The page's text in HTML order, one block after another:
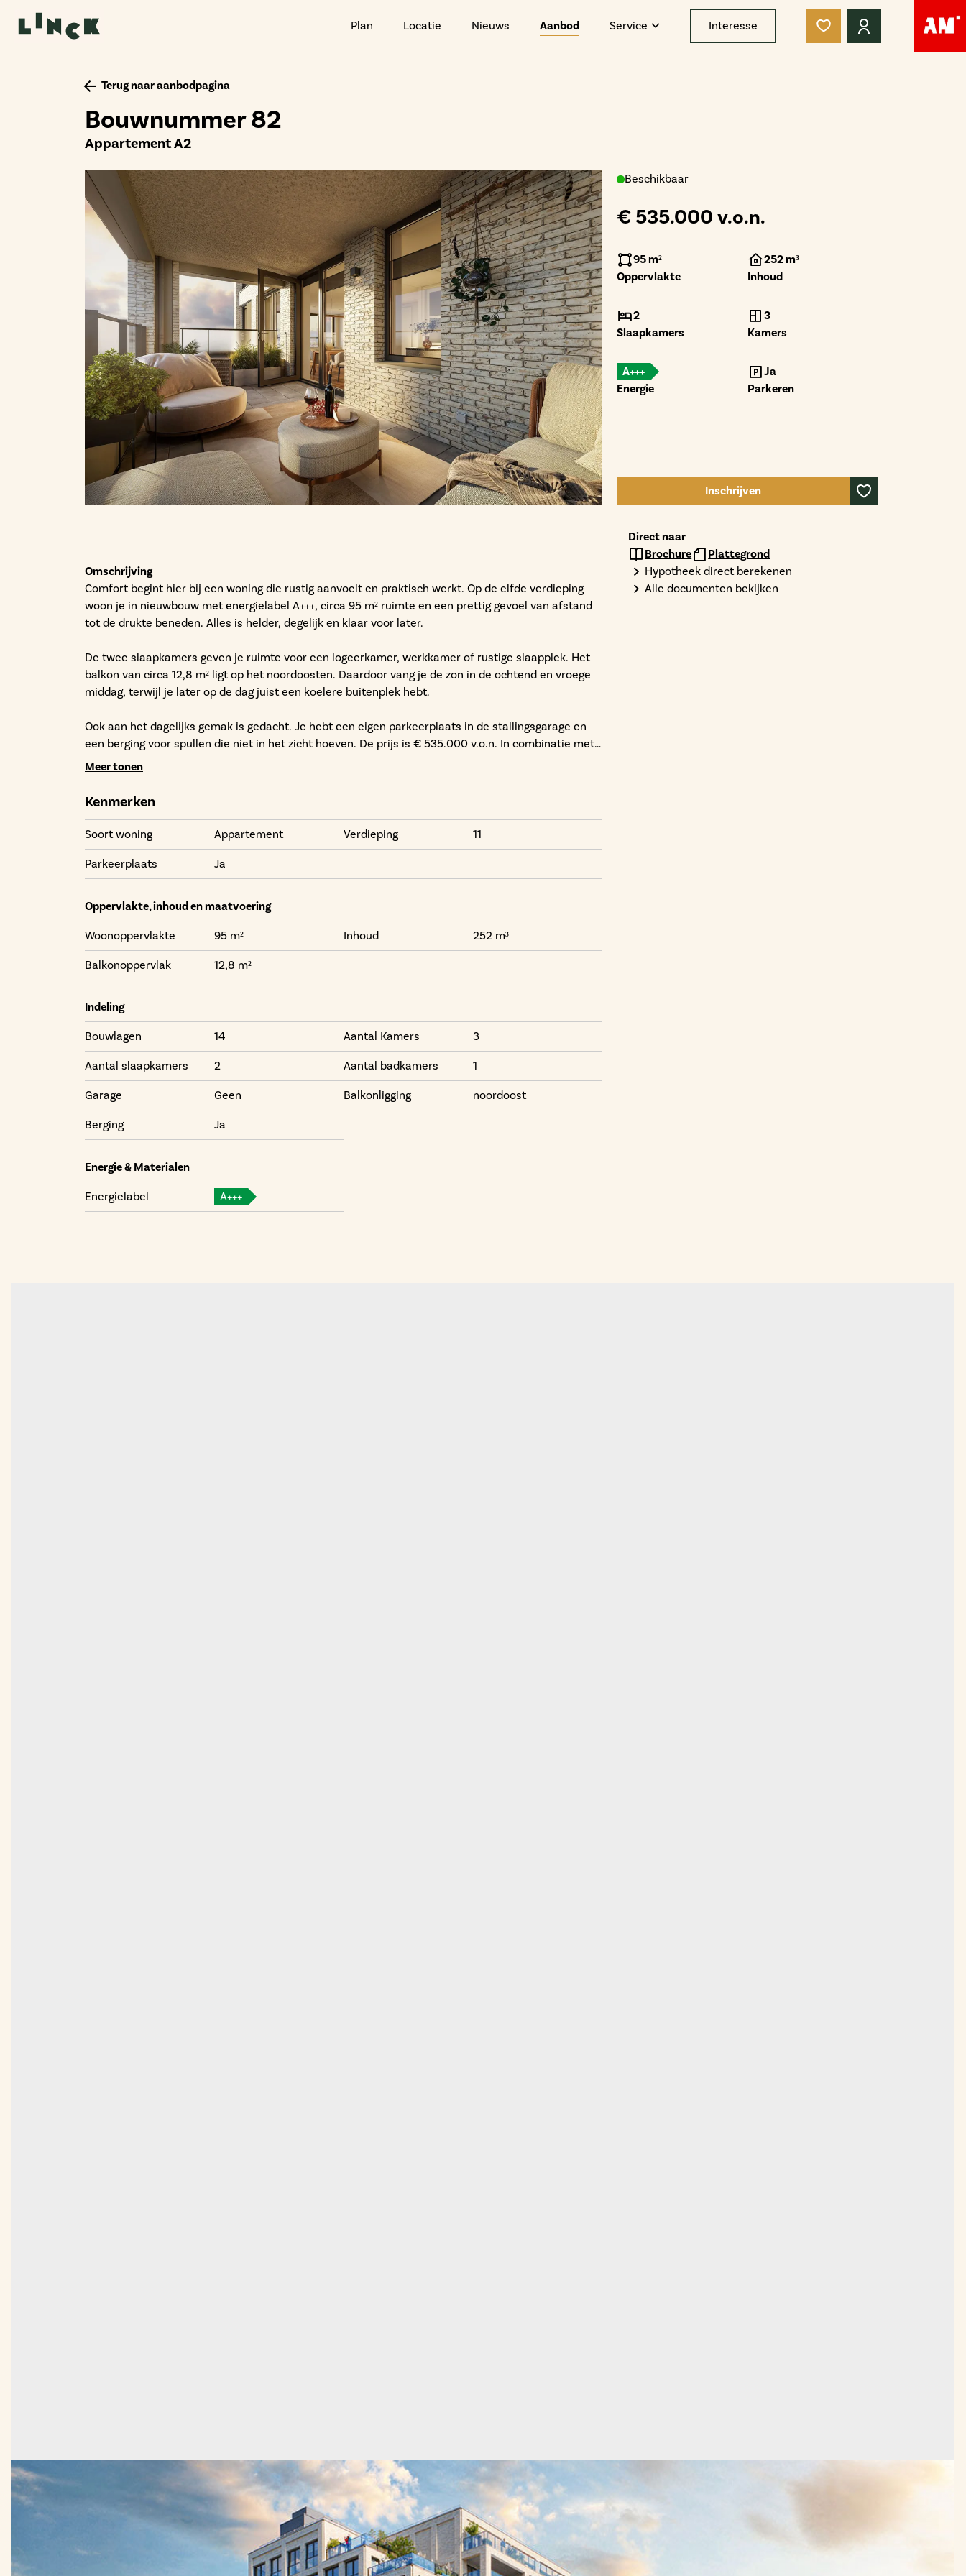
Plan Locatie Nieuws Aanbod Service Interesse
Terug naar aanbodpagina
Bouwnummer 82
Appartement A2
Omschrijving
Comfort begint hier bij een woning die rustig aanvoelt en praktisch werkt. Op de elfde verdieping
woon je in nieuwbouw met energielabel A+++, circa 95 m² ruimte en een prettig gevoel van afstand
tot de drukte beneden. Alles is helder, degelijk en klaar voor later.
De twee slaapkamers geven je ruimte voor een logeerkamer, werkkamer of rustige slaapplek. Het
balkon van circa 12,8 m² ligt op het noordoosten. Daardoor vang je de zon in de ochtend en vroege
middag, terwijl je later op de dag juist een koelere buitenplek hebt.
Ook aan het dagelijks gemak is gedacht. Je hebt een eigen parkeerplaats in de stallingsgarage en
een berging voor spullen die niet in het zicht hoeven. De prijs is € 535.000 v.o.n. In combinatie met
energielabel A+++ woon je hier onderhoudsarm, comfortabel en met een nuchtere duurzame basis.
In de omgeving van Linck wissel je makkelijk tussen rust en reuring. Je loopt naar horeca of theater,
straatniveau komt ruimte voor functies die de plek levendig maken, zonder dat je ergens aan mee
hoeft te doen.
Meer tonen
Kenmerken
Soort woning Appartement Verdieping 11
Parkeerplaats Ja
Oppervlakte, inhoud en maatvoering
Woonoppervlakte 95 m² Inhoud 252 m³
Balkonoppervlak 12,8 m²
Indeling
Bouwlagen 14 Aantal Kamers 3
Aantal slaapkamers 2 Aantal badkamers 1
Garage Geen Balkonligging noordoost
Berging Ja
Energie & Materialen
Energielabel A+++
Beschikbaar
€ 535.000 v.o.n.
95 m²
Oppervlakte
252 m³
Inhoud
2
Slaapkamers
3
Kamers
A+++
Energie
Ja
Parkeren
Inschrijven
Direct naar
Brochure
Plattegrond
Hypotheek direct berekenen
Alle documenten bekijken